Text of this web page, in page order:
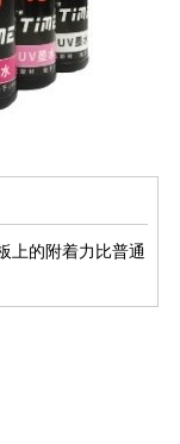
上的附着力比普通